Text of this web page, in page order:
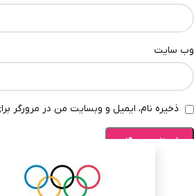
وب‌ سایت
ذخیره نام، ایمیل و وبسایت من در مرورگر